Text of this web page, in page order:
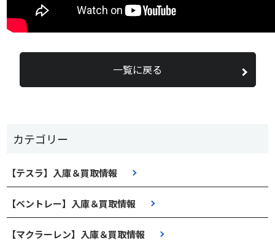
カテゴリー
【テスラ】入庫＆買取情報
【ベントレー】入庫＆買取情報
【マクラーレン】入庫＆買取情報
一覧に戻る